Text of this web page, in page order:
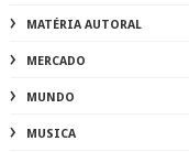
MATÉRIA AUTORAL
MERCADO
MUNDO
MUSICA